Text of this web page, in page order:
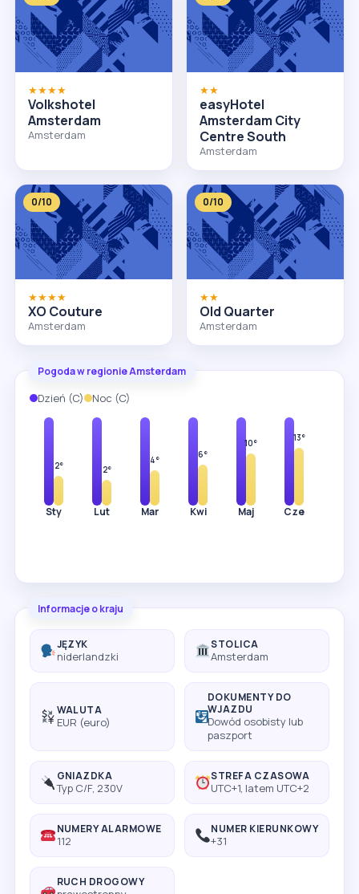
★★★★
Volkshotel
Amsterdam
Amsterdam
★★
easyHotel
Amsterdam City
Centre South
Amsterdam
0/10
★★★★
XO Couture
Amsterdam
0/10
★★
Old Quarter
Amsterdam
Pogoda w regionie Amsterdam
Dzień (C) Noc (C)
2°
Sty
2°
Lut
4°
Mar
6°
Kwi
10°
Maj
13°
Cze
Informacje o kraju
JĘZYK
niderlandzki
STOLICA
Amsterdam
WALUTA
EUR (euro)
DOKUMENTY DO
WJAZDU
Dowód osobisty lub
paszport
GNIAZDKA
Typ C/F, 230V
STREFA CZASOWA
UTC+1, latem UTC+2
NUMERY ALARMOWE
112
NUMER KIERUNKOWY
+31
RUCH DROGOWY